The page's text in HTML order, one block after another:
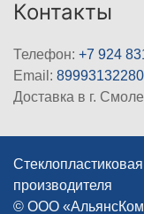
Контакты
Телефон: +7 924
Email:
Доставка в г.
производителя
© ООО